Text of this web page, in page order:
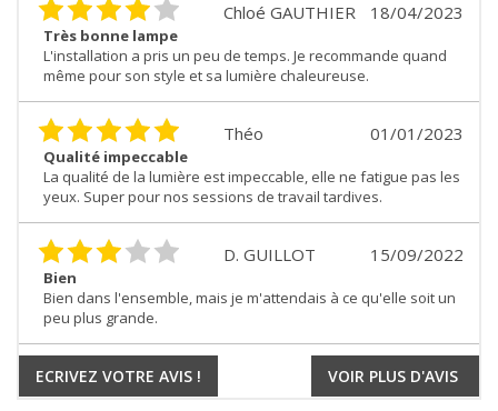
18/04/2023
Chloé GAUTHIER
Très bonne lampe
L'installation a pris un peu de temps. Je recommande quand
même pour son style et sa lumière chaleureuse.
01/01/2023
Théo
Qualité impeccable
La qualité de la lumière est impeccable, elle ne fatigue pas les
yeux. Super pour nos sessions de travail tardives.
15/09/2022
D. GUILLOT
Bien
Bien dans l'ensemble, mais je m'attendais à ce qu'elle soit un
peu plus grande.
ECRIVEZ VOTRE AVIS ! VOIR PLUS D'AVIS